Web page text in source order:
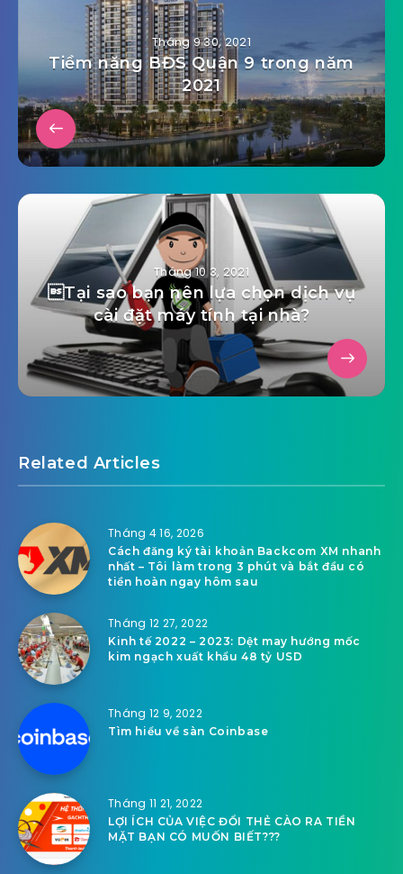
Tháng 9 30, 2021
Tiềm năng BĐS Quận 9 trong năm
2021
Tháng 10 3, 2021
Tại sao bạn nên lựa chọn dịch vụ
cài đặt máy tính tại nhà?
Related Articles
Tháng 4 16, 2026
Cách đăng ký tài khoản Backcom XM nhanh
nhất – Tôi làm trong 3 phút và bắt đầu có
tiền hoàn ngay hôm sau
Tháng 12 27, 2022
Kinh tế 2022 – 2023: Dệt may hướng mốc
kim ngạch xuất khẩu 48 tỷ USD
Tháng 12 9, 2022
Tìm hiểu về sàn Coinbase
Tháng 11 21, 2022
LỢI ÍCH CỦA VIỆC ĐỔI THẺ CÀO RA TIỀN
MẶT BẠN CÓ MUỐN BIẾT???